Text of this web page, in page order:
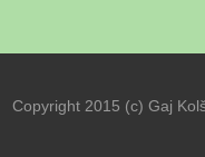
Copyright 2015 (c) Gaj